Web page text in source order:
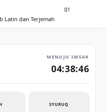
Latin dan Terjemah
21
0
MENUJU IMSAK
04:38:46
SYURUQ